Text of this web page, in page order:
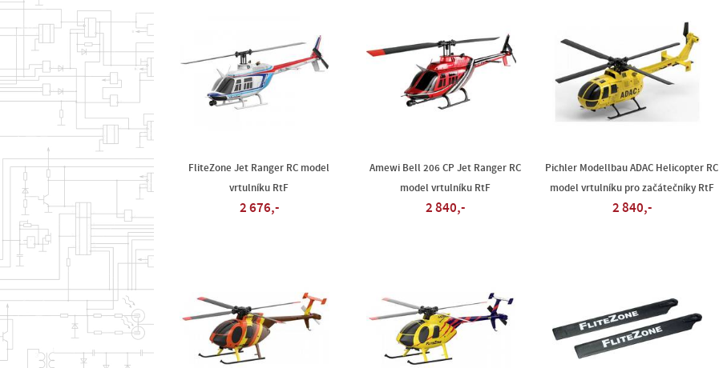
FliteZone Jet Ranger RC model
vrtulníku RtF
2 676,-
Amewi Bell 206 CP Jet Ranger RC
model vrtulníku RtF
2 840,-
Pichler Modellbau ADAC Helicopter RC
model vrtulníku pro začátečníky RtF
2 840,-